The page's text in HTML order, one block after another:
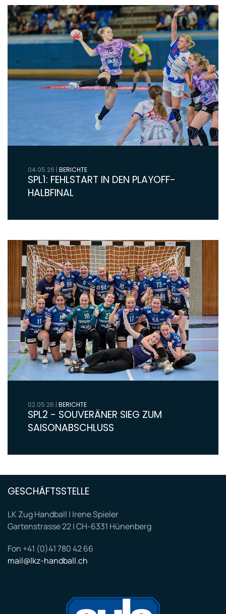
04.05.26 | BERICHTE
SPL1: FEHLSTART IN DEN PLAYOFF-
HALBFINAL
02.05.26 | BERICHTE
SPL2 - SOUVERÄNER SIEG ZUM
SAISONABSCHLUSS
GESCHÄFTSSTELLE
LK Zug Handball | Irene Spieler
Gartenstrasse 22 | CH-6331 Hünenberg
Fon +41 (0)41 780 42 66
mail@lkz-handball.ch